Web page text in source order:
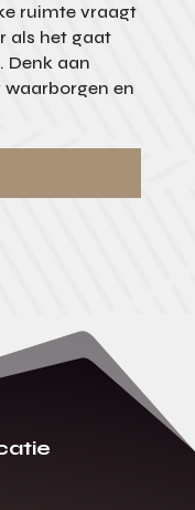
ruimte vraagt
als het gaat
Denk aan
en